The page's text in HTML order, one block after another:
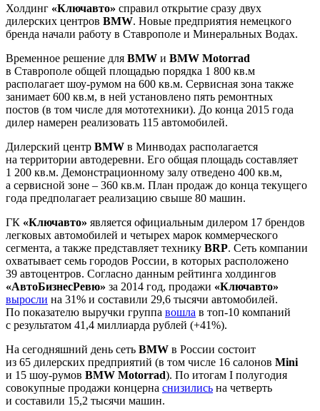
Холдинг «Ключавто» справил открытие сразу двух
дилерских центров BMW. Новые предприятия немецкого
бренда начали работу в Ставрополе и Минеральных Водах.
Временное решение для BMW и BMW Motorrad
в Ставрополе общей площадью порядка 1 800 кв.м
располагает шоу-румом на 600 кв.м. Сервисная зона также
занимает 600 кв.м, в ней установлено пять ремонтных
постов (в том числе для мототехники). До конца 2015 года
дилер намерен реализовать 115 автомобилей.
Дилерский центр BMW в Минводах располагается
на территории автодеревни. Его общая площадь составляет
1 200 кв.м. Демонстрационному залу отведено 400 кв.м,
а сервисной зоне – 360 кв.м. План продаж до конца текущего
года предполагает реализацию свыше 80 машин.
ГК «Ключавто» является официальным дилером 17 брендов
легковых автомобилей и четырех марок коммерческого
сегмента, а также представляет технику BRP. Сеть компании
охватывает семь городов России, в которых расположено
39 автоцентров. Согласно данным рейтинга холдингов
«АвтоБизнесРевю» за 2014 год, продажи «Ключавто»
выросли на 31% и составили 29,6 тысячи автомобилей.
По показателю выручки группа вошла в топ-10 компаний
с результатом 41,4 миллиарда рублей (+41%).
На сегодняшний день сеть BMW в России состоит
из 65 дилерских предприятий (в том числе 16 салонов Mini
и 15 шоу-румов BMW Motorrad). По итогам I полугодия
совокупные продажи концерна снизились на четверть
и составили 15,2 тысячи машин.